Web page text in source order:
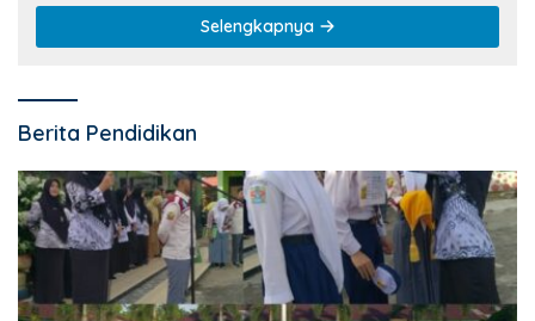
Selengkapnya
Berita Pendidikan